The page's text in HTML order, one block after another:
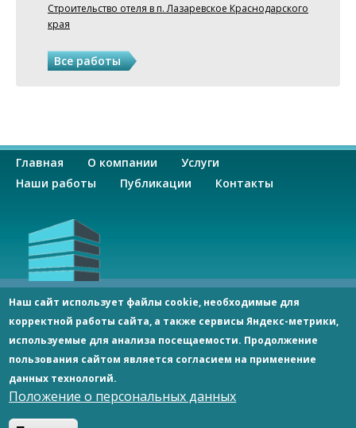
Строительство отеля в п. Лазаревское Краснодарского
края
Все работы
О
с
н
о
в
н
а
я
Главная О компании
Услуги
Наши работы
Публикации Контакты
ООО «СпецСтрой»
Россия 344092, г. Ростов-на-Дону, пр-кт Космонавтов, 2/2,
оф. 406
Тел.:8 938 114 70 60;8 928 173 40 19
specstroy-rnd@yandex.ru
© Copyright, 2026
ООО «СпецСтрой»
Наш сайт использует файлы cookie, необходимые для
корректной работы сайта, а также сервисы Яндекс-метрики,
используемые для анализа посещаемости. Продолжение
пользования сайтом является согласием на применение
данных технологий.
Положение о персональных данных